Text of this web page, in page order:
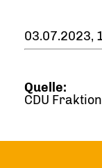
03.07.2023,
Quelle:
CDU